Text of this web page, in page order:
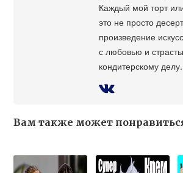
Каждый мой торт
это не просто
произведение
с любовью и
кондитерскому делу.
Вам также может